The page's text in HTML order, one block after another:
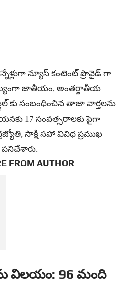
న్యూస్ కంటెంట్ ప్రొవైడ్ గా
జాతీయం, అంత‌ర్జాతీయ
కు సంబంధించిన తాజా వార్తల‌ను
17 సంవత్సరాలకు పైగా
సాక్షి స‌హా వివిధ ప్ర‌ముఖ‌
FROM AUTHOR
విలయం: 96 మంది